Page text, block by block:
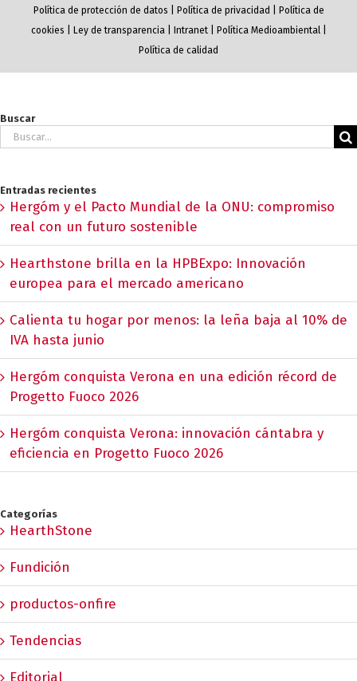
Política de protección de datos Política de privacidad
Política de
cookies
Ley de transparencia| Intranet| Política Medioambiental|
Política de calidad
Buscar
Buscar:
Entradas recientes
Hergóm y el Pacto Mundial de la ONU: compromiso
real con un futuro sostenible
Hearthstone brilla en la HPBExpo: Innovación
europea para el mercado americano
Calienta tu hogar por menos: la leña baja al 10% de
IVA hasta junio
Hergóm conquista Verona en una edición récord de
Progetto Fuoco 2026
Hergóm conquista Verona: innovación cántabra y
eficiencia en Progetto Fuoco 2026
Categorías
HearthStone
Fundición
productos-onfire
Tendencias
Editorial